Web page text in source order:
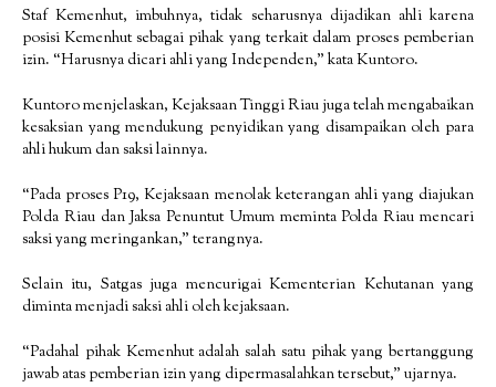
Staf Kemenhut, imbuhnya, tidak seharusnya dijadikan ahli karena
posisi Kemenhut sebagai pihak yang terkait dalam proses pemberian
izin. “Harusnya dicari ahli yang Independen,” kata Kuntoro.
Kuntoro menjelaskan, Kejaksaan Tinggi Riau juga telah mengabaikan
kesaksian yang mendukung penyidikan yang disampaikan oleh para
ahli hukum dan saksi lainnya.
“Pada proses P19, Kejaksaan menolak keterangan ahli yang diajukan
Polda Riau dan Jaksa Penuntut Umum meminta Polda Riau mencari
saksi yang meringankan,” terangnya.
Selain itu, Satgas juga mencurigai Kementerian Kehutanan yang
diminta menjadi saksi ahli oleh kejaksaan.
“Padahal pihak Kemenhut adalah salah satu pihak yang bertanggung
jawab atas pemberian izin yang dipermasalahkan tersebut,” ujarnya.